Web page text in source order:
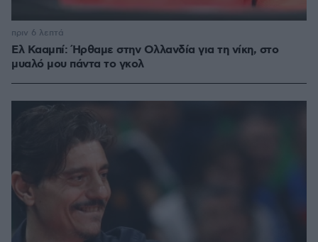
Ελ Κααμπί: Ήρθαμε στην Ολλανδία για τη νίκη, στο
μυαλό μου πάντα το γκολ
πριν 6 λεπτά